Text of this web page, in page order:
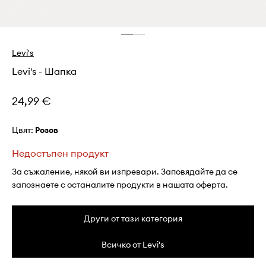
Levi's
Levi's - Шапка
24,99 €
Цвят: розов
Недостъпен продукт
За съжаление, някой ви изпревари. Заповядайте да се
запознаете с останалите продукти в нашата оферта.
Други от тази категория
Всичко от Levi's